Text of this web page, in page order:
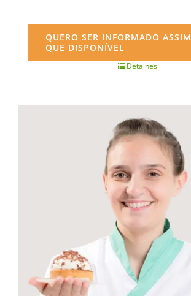
QUERO SER INFORMADO ASSIM
QUE DISPONÍVEL
Detalhes